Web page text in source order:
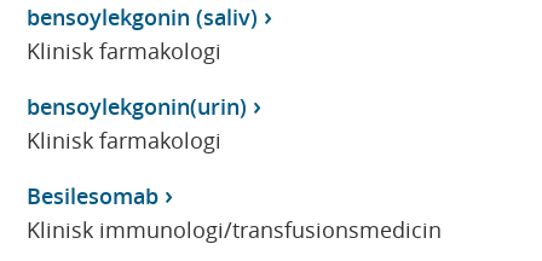
bensoylekgonin (saliv)
Klinisk farmakologi
bensoylekgonin(urin)
Klinisk farmakologi
Besilesomab
Klinisk immunologi/transfusionsmedicin